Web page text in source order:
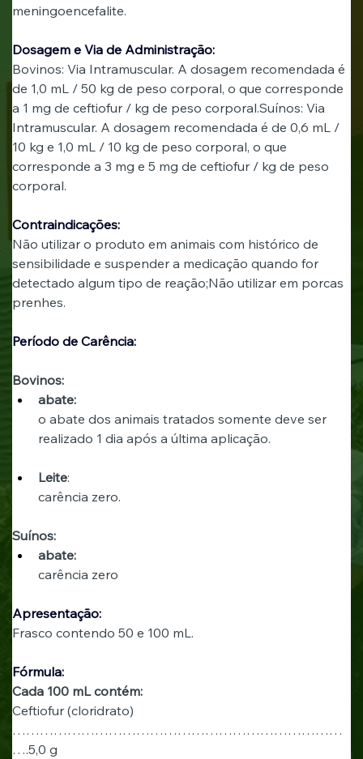
meningoencefalite.
Dosagem e Via de Administração:
Bovinos: Via Intramuscular. A dosagem recomendada é
de 1,0 mL / 50 kg de peso corporal, o que corresponde
a 1 mg de ceftiofur / kg de peso corporal.Suínos: Via
Intramuscular. A dosagem recomendada é de 0,6 mL /
10 kg e 1,0 mL / 10 kg de peso corporal, o que
corresponde a 3 mg e 5 mg de ceftiofur / kg de peso
corporal.
Contraindicações:
Não utilizar o produto em animais com histórico de
sensibilidade e suspender a medicação quando for
detectado algum tipo de reação;Não utilizar em porcas
prenhes.
Período de Carência:
Bovinos:
abate:
o abate dos animais tratados somente deve ser
realizado 1 dia após a última aplicação.
Leite:
carência zero.
Suínos:
abate:
carência zero
Apresentação:
Frasco contendo 50 e 100 mL.
Fórmula:
Cada 100 mL contém:
Ceftiofur (cloridrato)
………………………………………………………………
….5,0 g